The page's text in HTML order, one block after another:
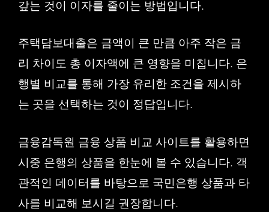
갚는 것이 이자를 줄이는 방법입니다.
주택담보대출은 금액이 큰 만큼 아주 작은 금
리 차이도 총 이자액에 큰 영향을 미칩니다. 은
행별 비교를 통해 가장 유리한 조건을 제시하
는 곳을 선택하는 것이 정답입니다.
금융감독원 금융 상품 비교 사이트를 활용하면
시중 은행의 상품을 한눈에 볼 수 있습니다. 객
관적인 데이터를 바탕으로 국민은행 상품과 타
사를 비교해 보시길 권장합니다.